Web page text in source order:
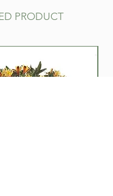
in individuele
ze verder op bij 15
plaats met veel
half mei uit
70 cm) in volle
PRODUCT